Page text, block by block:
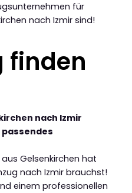
für
nach Izmir sind!
finden
nach Izmir
aus Gelsenkirchen hat
nach Izmir brauchst!
einem professionellen